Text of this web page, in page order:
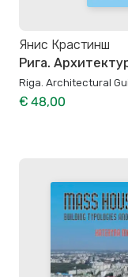
Янис Крастинш
Рига.
Riga. Architectural
€ 48,00